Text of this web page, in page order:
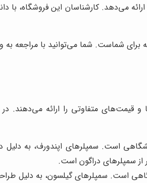
می‌دهد. کارشناسان این فروشگاه، با
برای شماست. شما می‌توانید با مراجعه
و قیمت‌های متفاوتی را ارائه می‌دهند.
است. سمپلرهای اپندورف، به
از سمپلرهای دراگون است.
است. سمپلرهای گیلسون، به دلیل